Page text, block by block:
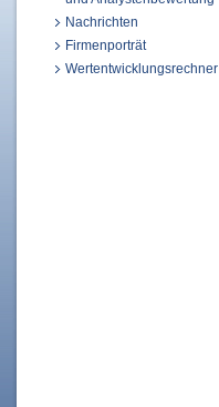
Nachrichten
Firmenporträt
Wertentwicklungsrechner